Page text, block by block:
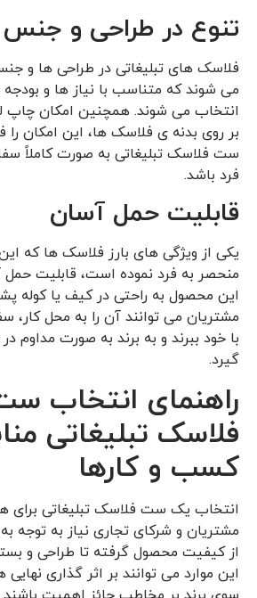
تنوع در طراحی و جنس
فلاسک ‌های تبلیغاتی در طراحی ‌ها و
می‌ شوند که متناسب با نیاز ها و
انتخاب می شوند. همچنین امکان چاپ
بر روی بدنه ی فلاسک ‌ها، این امکان را
ست فلاسک تبلیغاتی به‌ صورت کاملاً
‌فرد باشد.
قابلیت حمل آسان
یکی از ویژگی ‌های بارز فلاسک‌ ها که
منحصر به فرد نموده است، قابلیت
این محصول به ‌راحتی در کیف یا کوله‌
مشتریان می‌ توانند آن را به محل کار،
با خود ببرند و به برند به صورت مداوم
گیرد.
راهنمای انتخاب
فلاسک تبلیغاتی
کسب ‌و کارها
انتخاب یک ست فلاسک تبلیغاتی برای
مشتریان و شرکای تجاری نیاز به توجه
از کیفیت محصول گرفته تا طراحی و
این موارد می ‌توانند بر اثر گذاری